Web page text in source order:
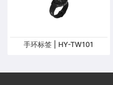
手环标签 | HY-TW101